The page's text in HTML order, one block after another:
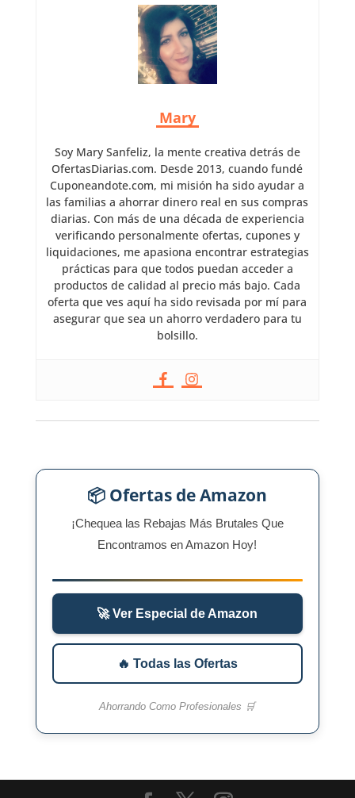
Mary
Soy Mary Sanfeliz, la mente creativa detrás de
OfertasDiarias.com. Desde 2013, cuando fundé
Cuponeandote.com, mi misión ha sido ayudar a
las familias a ahorrar dinero real en sus compras
diarias. Con más de una década de experiencia
verificando personalmente ofertas, cupones y
liquidaciones, me apasiona encontrar estrategias
prácticas para que todos puedan acceder a
productos de calidad al precio más bajo. Cada
oferta que ves aquí ha sido revisada por mí para
asegurar que sea un ahorro verdadero para tu
bolsillo.
📦 Ofertas de Amazon
¡Chequea las Rebajas Más Brutales Que
Encontramos en Amazon Hoy!
🚀 Ver Especial de Amazon
🔥 Todas las Ofertas
Ahorrando Como Profesionales 🛒